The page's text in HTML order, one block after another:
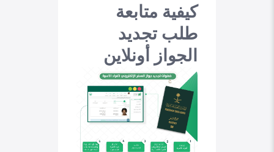
كيفية متابعة
طلب تجديد
الجواز أونلاين